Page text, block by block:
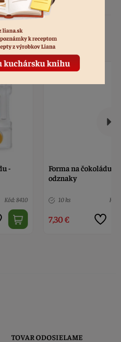
produkty
Forma na čokoládu -
odznaky
ODOSIELAME